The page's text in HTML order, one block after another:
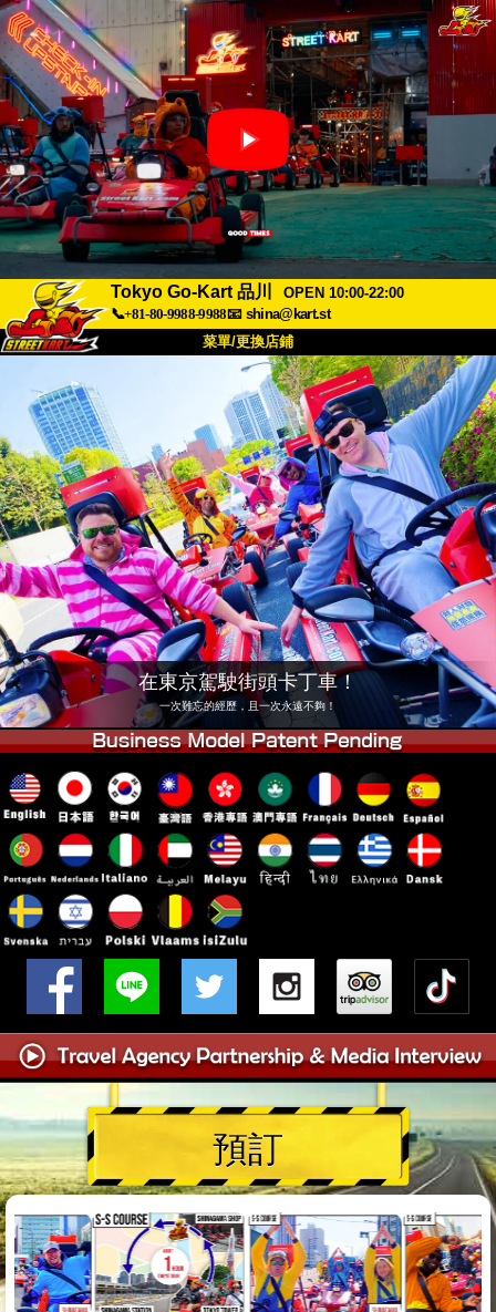
Tokyo Go-Kart 品川
OPEN 10:00-22:00
📞+81-80-9988-9988📧 shina@kart.st
菜單/更換店鋪
首頁
關於我們 規格 價格
交通資訊 顧客評價 常見問題
公司 預訂
更換店鋪
東京 品川 #1 東京 秋葉原 #1
東京 秋葉原 #2 東京 澀谷
東京 澀谷分店 東京灣
東京 淺草
沖繩
在東京駕駛街頭卡丁車！
一次難忘的經歷，且一次永遠不夠！
預訂